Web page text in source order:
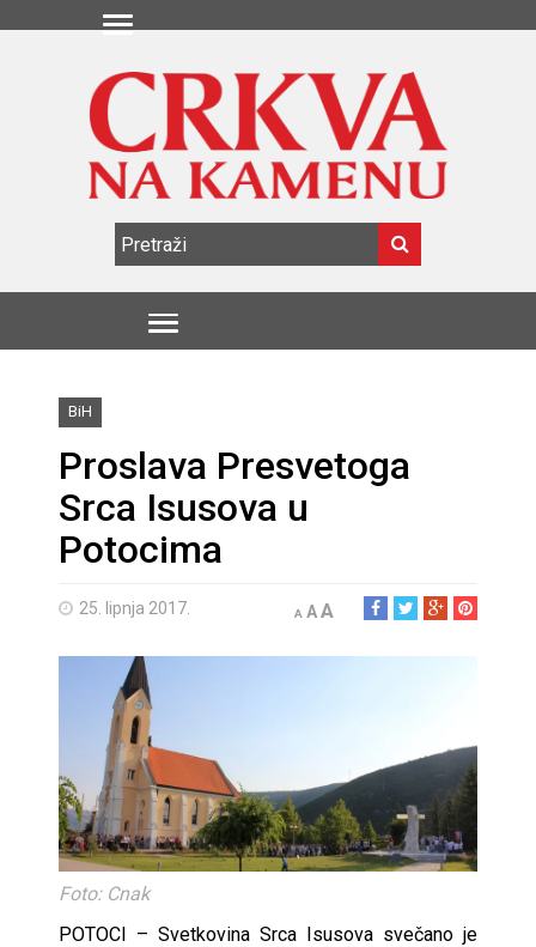
BiH
Proslava Presvetoga
Srca Isusova u
Potocima
25. lipnja 2017. A AA
Foto: Cnak
POTOCI – Svetkovina Srca Isusova svečano je